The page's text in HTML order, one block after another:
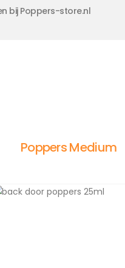
bij Poppers-store.nl
Poppers Medium